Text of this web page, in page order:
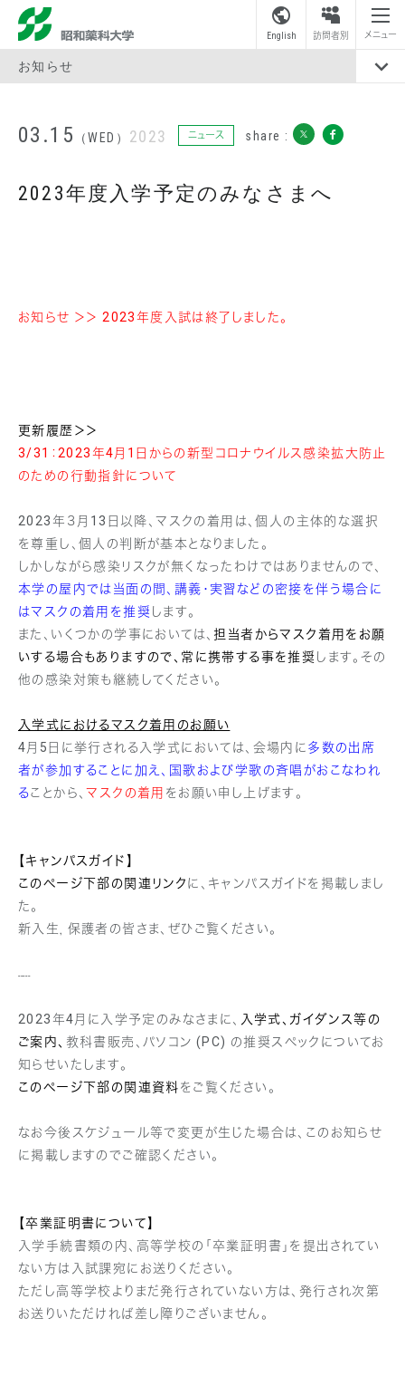
English 訪問者別 メニュー
03.15 （WED） 2023 ニュース share :
2023年度入学予定のみなさまへ
お知らせ ＞＞ 2023年度入試は終了しました。
更新履歴＞＞
3/31：2023年4月1日からの新型コロナウイルス感染拡大防止
のための行動指針について
2023年３月13日以降、マスクの着用は、個人の主体的な選択
を尊重し、個人の判断が基本となりました。
しかしながら感染リスクが無くなったわけではありませんので、
本学の屋内では当面の間、講義・実習などの密接を伴う場合に
はマスクの着用を推奨 します。
また、いくつかの学事においては、 担当者からマスク着用をお願
いする場合もありますので、常に携帯する事を推奨 します。その
他の感染対策も継続してください。
入学式におけるマスク着用のお願い
4月5日に挙行される入学式においては、会場内に多数の出席
者が参加することに加え、国歌および学歌の斉唱がおこなわれ
ることから、マスクの着用 をお願い申し上げます。
【キャンパスガイド】
このページ下部の関連リンクに、キャンパスガイドを掲載しまし
た。
新入生，保護者の皆さま、ぜひご覧ください。
-----
2023年4月に入学予定のみなさまに、
入学式、ガイダンス等の
ご案内、 教科書販売、パソコン (PC) の推奨スペックについてお
知らせいたします。
このページ下部の関連資料をご覧ください。
なお今後スケジュール等で変更が生じた場合は、このお知らせ
に掲載しますのでご確認ください。
【卒業証明書について】
入学手続書類の内、高等学校の「卒業証明書」を提出されてい
ない方は入試課宛にお送りください。
ただし高等学校よりまだ発行されていない方は、発行され次第
お送りいただければ差し障りございません。
お知らせ